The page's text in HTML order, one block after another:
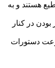
هستند و به
در کنار
دستورات